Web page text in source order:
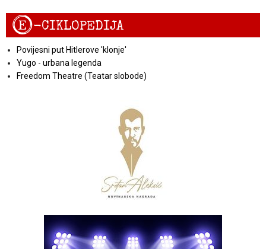
E-CIKLOPEDIJA
Povijesni put Hitlerove 'klonje'
Yugo - urbana legenda
Freedom Theatre (Teatar slobode)